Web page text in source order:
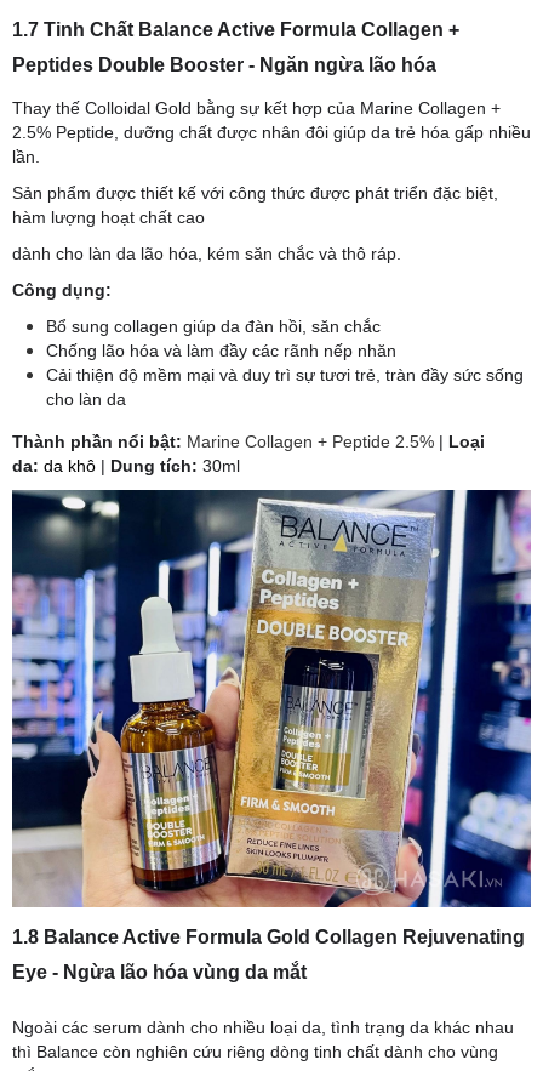
1.7 Tinh Chất Balance Active Formula Collagen +
Peptides Double Booster - Ngăn ngừa lão hóa
Thay thế Colloidal Gold bằng sự kết hợp của Marine Collagen +
2.5% Peptide, dưỡng chất được nhân đôi giúp da trẻ hóa gấp nhiều
lần.
Sản phẩm được thiết kế với công thức được phát triển đặc biệt,
hàm lượng hoạt chất cao
dành cho làn da lão hóa, kém săn chắc và thô ráp.
Công dụng:
Bổ sung collagen giúp da đàn hồi, săn chắc
Chống lão hóa và làm đầy các rãnh nếp nhăn
Cải thiện độ mềm mại và duy trì sự tươi trẻ, tràn đầy sức sống
cho làn da
​Thành phần nổi bật: Marine Collagen + Peptide 2.5% | Loại
da: da khô | Dung tích: 30ml
1.8 Balance Active Formula Gold Collagen Rejuvenating
Eye - Ngừa lão hóa vùng da mắt
Ngoài các serum dành cho nhiều loại da, tình trạng da khác nhau
thì Balance còn nghiên cứu riêng dòng tinh chất dành cho vùng